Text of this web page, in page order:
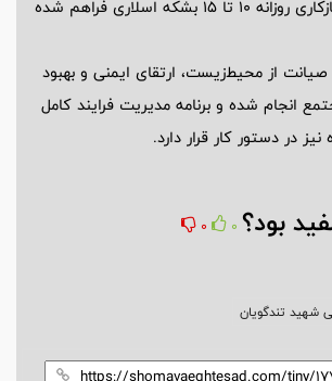
این روش‌ها، امکان بازکاری روزانه 10 تا 15 بشکه اسلاری فراهم شده
صیانت از محیط‌زیست، ارتقای ایمنی و بهبود
انجام شده و برنامه مدیریت فرایند کامل
در دستور کار قرار دارد.
بود؟ 0
0
شهید تندگویان